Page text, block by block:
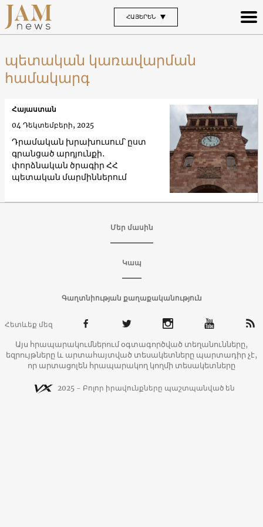
ՀԱՅԵՐԵՆ
պետական կառավարման
համակարգ
Դրամական խրախուսում՝ ըստ
գրանցած արդյունքի․
փորձնական ծրագիր ՀՀ
պետական մարմիններում
Հայաստան
04 Դեկտեմբերի, 2025
Մեր մասին
Կապ
Գաղտնիության քաղաքականություն
Հետևեք մեզ
Այս հրապարակումներում օգտագործված տեղանունները,
եզրույթները և արտահայտված տեսակետները պարտադիր չէ,
որ արտացոլեն հրապարակող կողմի տեսակետները
2025 - Բոլոր իրավունքները պաշտպանված են